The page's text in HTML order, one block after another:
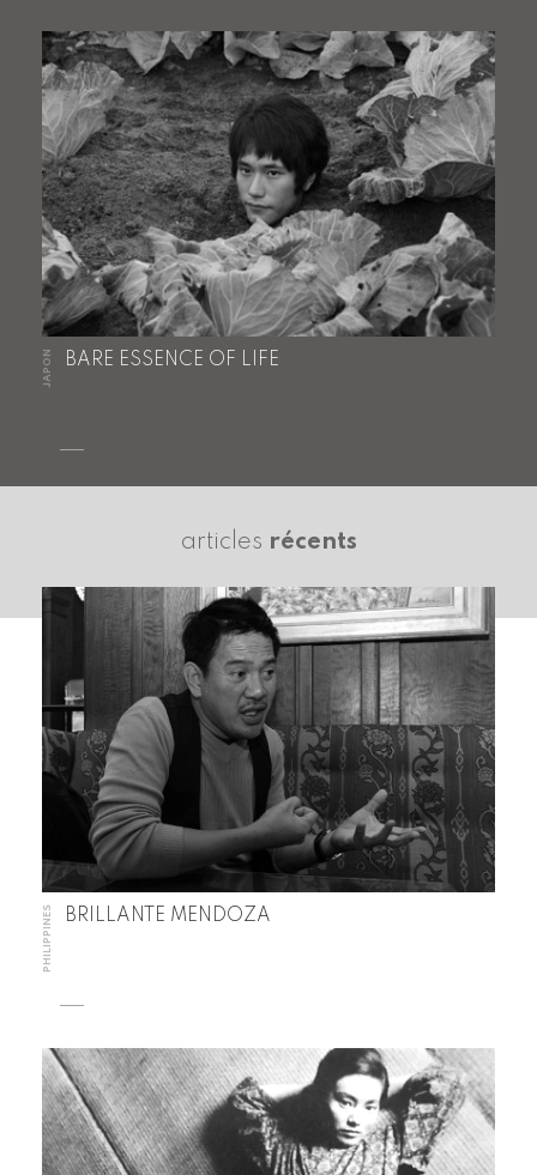
JAPON BARE ESSENCE OF LIFE
articles récents
PHILIPPINES BRILLANTE MENDOZA